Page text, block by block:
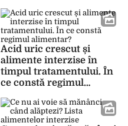
Acid uric crescut și
alimente interzise în
timpul tratamentului. În
ce constă regimul